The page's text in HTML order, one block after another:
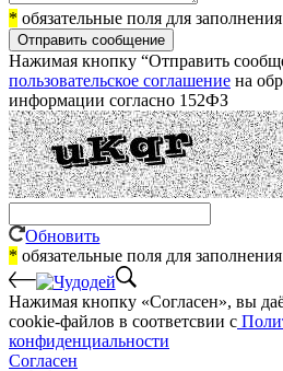
* обязательные поля для заполнения
Отправить сообщение
Нажимая кнопку “Отправить
пользовательское соглашение на
информации согласно 152ФЗ
Обновить
* обязательные поля для заполнения
Нажимая кнопку «Согласен», вы
cookie-файлов в соответсвии с
конфиденциальности
Согласен